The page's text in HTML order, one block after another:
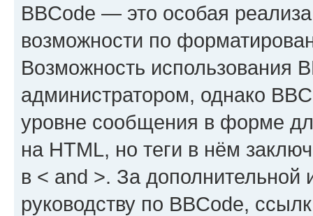
BBCode — это особая
возможности по
Возможность использования
администратором, однако
уровне сообщения в форме
на HTML, но теги в нём
в < and >. За
руководству по BBCode,